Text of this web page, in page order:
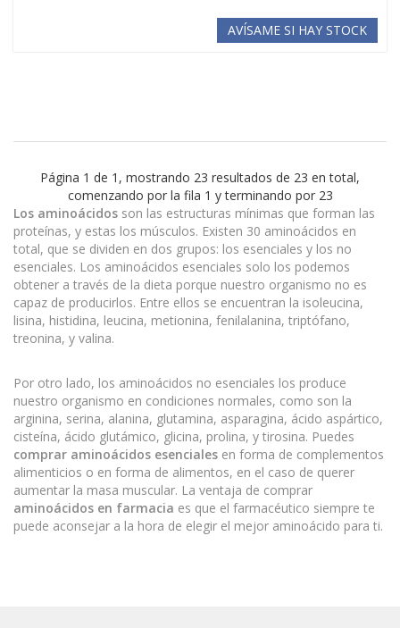
AVÍSAME SI HAY STOCK
Página 1 de 1, mostrando 23 resultados de 23 en total,
comenzando por la fila 1 y terminando por 23
Los aminoácidos son las estructuras mínimas que forman las
proteínas, y estas los músculos. Existen 30 aminoácidos en
total, que se dividen en dos grupos: los esenciales y los no
esenciales. Los aminoácidos esenciales solo los podemos
obtener a través de la dieta porque nuestro organismo no es
capaz de producirlos. Entre ellos se encuentran la isoleucina,
lisina, histidina, leucina, metionina, fenilalanina, triptófano,
treonina, y valina.
Por otro lado, los aminoácidos no esenciales los produce
nuestro organismo en condiciones normales, como son la
arginina, serina, alanina, glutamina, asparagina, ácido aspártico,
cisteína, ácido glutámico, glicina, prolina, y tirosina. Puedes
comprar aminoácidos esenciales en forma de complementos
alimenticios o en forma de alimentos, en el caso de querer
aumentar la masa muscular. La ventaja de comprar
aminoácidos en farmacia es que el farmacéutico siempre te
puede aconsejar a la hora de elegir el mejor aminoácido para ti.